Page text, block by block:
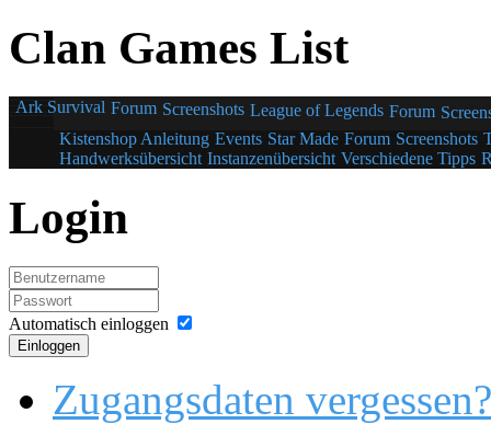
Clan Games List
Ark Survival Forum Screenshots League of Legends Forum
Kistenshop Anleitung Events Star Made Forum Screenshots
Handwerksübersicht Instanzenübersicht Verschiedene Tipps
Login
Automatisch einloggen
Einloggen
Zugangsdaten vergessen?